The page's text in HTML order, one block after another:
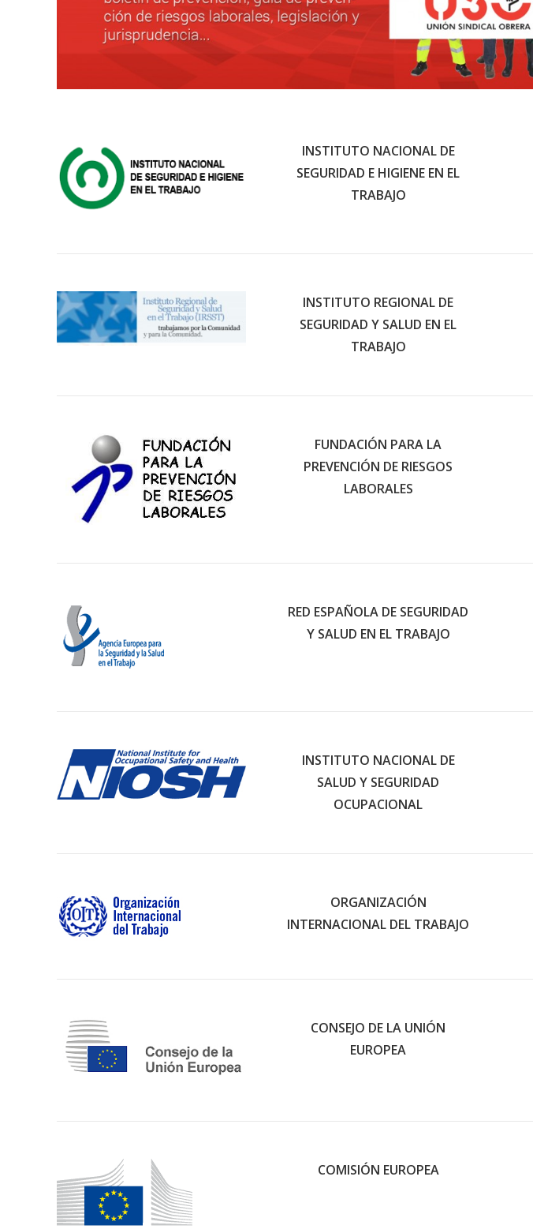
INSTITUTO NACIONAL DE
SEGURIDAD E HIGIENE EN EL
TRABAJO
INSTITUTO REGIONAL DE
SEGURIDAD Y SALUD EN EL
TRABAJO
FUNDACIÓN PARA LA
PREVENCIÓN DE RIESGOS
LABORALES
RED ESPAÑOLA DE SEGURIDAD
Y SALUD EN EL TRABAJO
INSTITUTO NACIONAL DE
SALUD Y SEGURIDAD
OCUPACIONAL
ORGANIZACIÓN
INTERNACIONAL DEL TRABAJO
CONSEJO DE LA UNIÓN
EUROPEA
COMISIÓN EUROPEA